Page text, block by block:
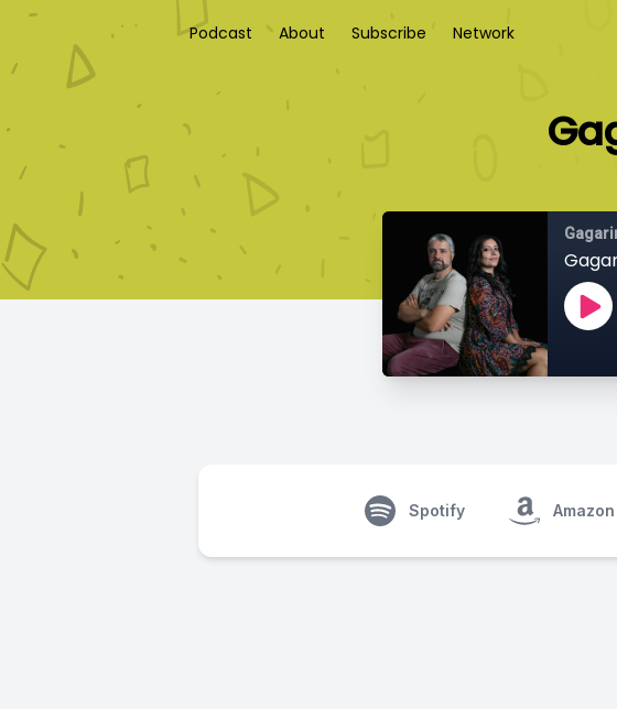
Podcast About Subscribe Network
Spotify